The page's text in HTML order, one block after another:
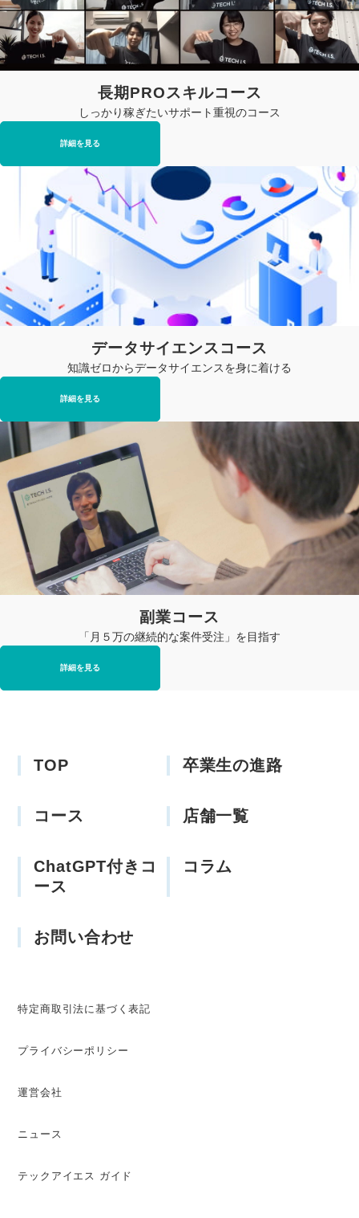
長期PROスキルコース
しっかり稼ぎたいサポート重視のコース
詳細を見る
データサイエンスコース
知識ゼロからデータサイエンスを身に着ける
詳細を見る
副業コース
「月５万の継続的な案件受注」を目指す
詳細を見る
TOP 卒業生の進路
コース 店舗一覧
ChatGPT付きコ
ース
コラム
お問い合わせ
特定商取引法に基づく表記
プライバシーポリシー
運営会社
ニュース
テックアイエス ガイド